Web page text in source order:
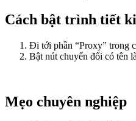
Cách bật trình tiết
Đi tới phần “Proxy” trong
Bật nút chuyển đổi có tên
Mẹo chuyên nghiệp